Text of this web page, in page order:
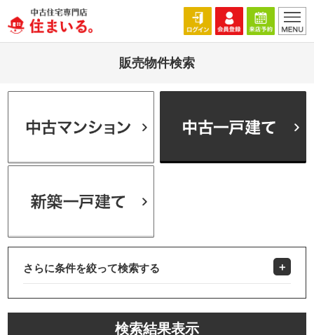
販売物件検索
さらに条件を絞って検索する
検索結果表示